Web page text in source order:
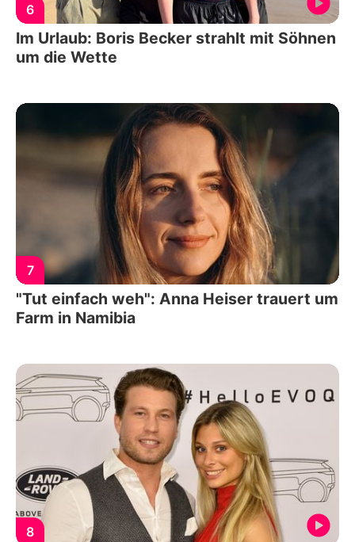
6
Im Urlaub: Boris Becker strahlt mit Söhnen
um die Wette
7
"Tut einfach weh": Anna Heiser trauert um
Farm in Namibia
8